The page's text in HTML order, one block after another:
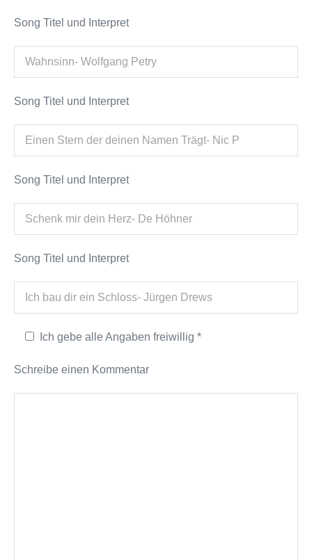
Song Titel und Interpret
Song Titel und Interpret
Song Titel und Interpret
Song Titel und Interpret
Ich gebe alle Angaben freiwillig *
Schreibe einen Kommentar